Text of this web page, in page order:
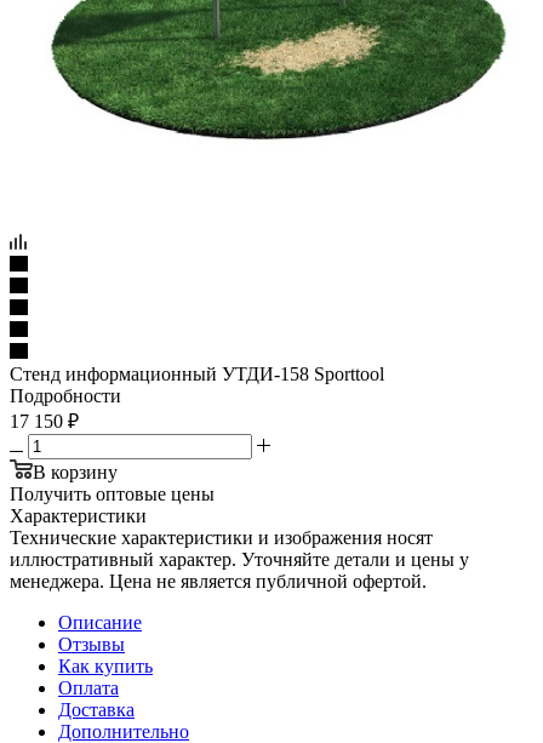
Стенд информационный УТДИ-158 Sporttool
Подробности
17 150 ₽
В корзину
Получить оптовые цены
Характеристики
Технические характеристики и изображения носят
иллюстративный характер. Уточняйте детали и цены у
менеджера. Цена не является публичной офертой.
Описание
Отзывы
Как купить
Оплата
Доставка
Дополнительно